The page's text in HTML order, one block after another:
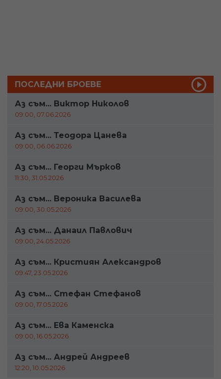
ПОСЛЕДНИ БРОЕВЕ
Аз съм... Виктор Николов
09:00, 07.06.2026
Аз съм... Теодора Цанева
09:00, 06.06.2026
Аз съм... Георги Мърков
11:30, 31.05.2026
Аз съм... Вероника Василева
09:00, 30.05.2026
Аз съм... Данаил Павлович
09:00, 24.05.2026
Аз съм... Кристиян Александров
09:47, 23.05.2026
Аз съм... Стефан Стефанов
09:00, 17.05.2026
Аз съм... Ева Каменска
09:00, 16.05.2026
Аз съм... Андрей Андреев
12:20, 10.05.2026